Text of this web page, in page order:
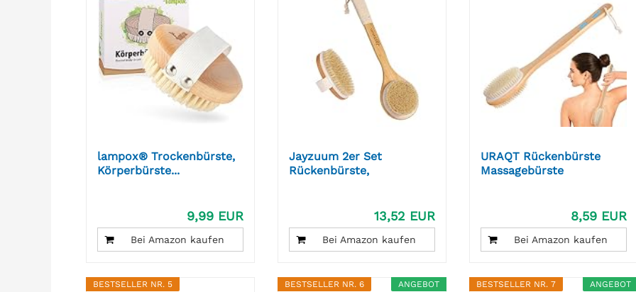
lampox® Trockenbürste,
Körperbürste...
9,99 EUR
Bei Amazon kaufen
Jayzuum 2er Set
Rückenbürste,
13,52 EUR
Bei Amazon kaufen
URAQT Rückenbürste
Massagebürste
8,59 EUR
Bei Amazon kaufen
BESTSELLER NR. 5 ANGEBOT
BESTSELLER NR. 6 ANGEBOT
BESTSELLER NR. 7